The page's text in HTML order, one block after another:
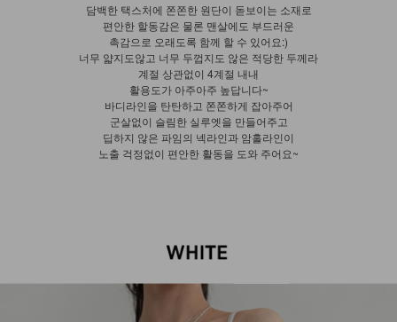
담백한 택스처에 쫀쫀한 원단이 돋보이는 소재로
편안한 할동감은 물론 맨살에도 부드러운
촉감으로 오래도록 함께 할 수 있어요:)
너무 얇지도않고 너무 두껍지도 않은 적당한 두께라
계절 상관없이 4계절 내내
활용도가 아주아주 높답니다~
바디라인을 탄탄하고 쫀쫀하게 잡아주어
군살없이 슬림한 실루엣을 만들어주고
딥하지 않은 파임의 넥라인과 암홀라인이
노출 걱정없이 편안한 활동을 도와 주어요~